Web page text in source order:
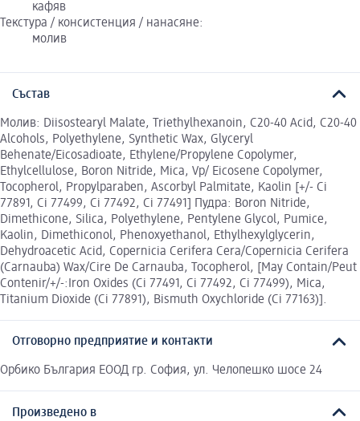
кафяв
Текстура / консистенция / нанасяне:
молив
Състав
Молив: Diisostearyl Malate, Triethylhexanoin, C20-40 Acid, C20-40
Alcohols, Polyethylene, Synthetic Wax, Glyceryl
Behenate/Eicosadioate, Ethylene/Propylene Copolymer,
Ethylcellulose, Boron Nitride, Mica, Vp/ Eicosene Copolymer,
Tocopherol, Propylparaben, Ascorbyl Palmitate, Kaolin [+/- Ci
77891, Ci 77499, Ci 77492, Ci 77491] Пудра: Boron Nitride,
Dimethicone, Silica, Polyethylene, Pentylene Glycol, Pumice,
Kaolin, Dimethiconol, Phenoxyethanol, Ethylhexylglycerin,
Dehydroacetic Acid, Copernicia Cerifera Cera/Copernicia Cerifera
(Carnauba) Wax/Cire De Carnauba, Tocopherol, [May Contain/Peut
Contenir/+/-:Iron Oxides (Ci 77491, Ci 77492, Ci 77499), Mica,
Titanium Dioxide (Ci 77891), Bismuth Oxychloride (Ci 77163)].
Отговорно предприятие и контакти
Орбико България ЕООД гр. София, ул. Челопешко шосе 24
Произведено в